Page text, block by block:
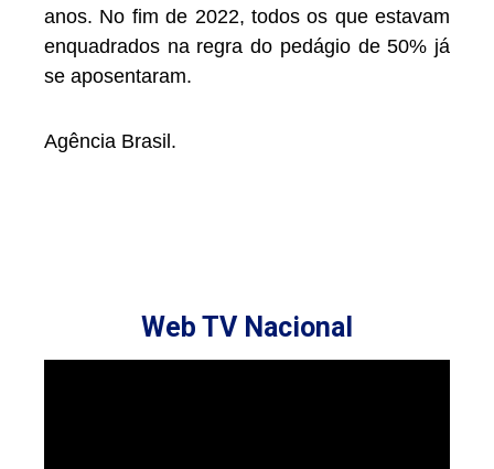
anos. No fim de 2022, todos os que estavam
enquadrados na regra do pedágio de 50% já
se aposentaram.
Agência Brasil.
Web TV Nacional